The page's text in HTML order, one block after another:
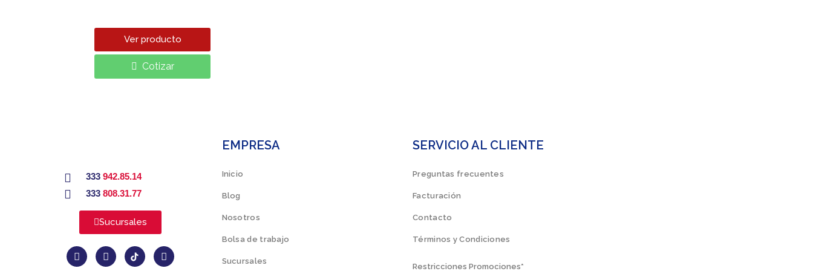
Ver producto
Cotizar
333 942.85.14
333 808.31.77
Sucursales
EMPRESA
Inicio
Blog
Nosotros
Bolsa de trabajo
Sucursales
SERVICIO AL CLIENTE
Preguntas frecuentes
Facturación
Contacto
Términos y Condiciones
Restricciones Promociones*